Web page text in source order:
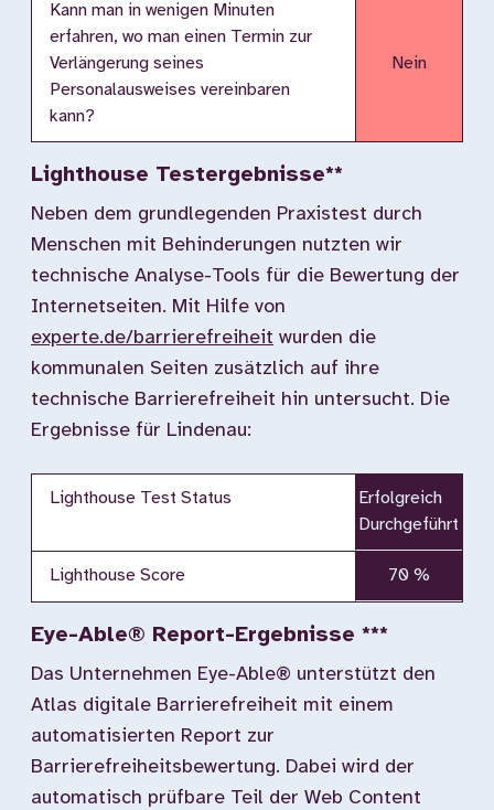
Kann man in wenigen Minuten
erfahren, wo man einen Termin zur
Verlängerung seines
Personalausweises vereinbaren
kann?
Nein
Lighthouse Testergebnisse**
Neben dem grundlegenden Praxistest durch
Menschen mit Behinderungen nutzten wir
technische Analyse-Tools für die Bewertung der
Internetseiten. Mit Hilfe von
experte.de/barrierefreiheit wurden die
kommunalen Seiten zusätzlich auf ihre
technische Barrierefreiheit hin untersucht. Die
Ergebnisse für Lindenau:
Lighthouse Test Status
Erfolgreich
Durchgeführt
Lighthouse Score 70 %
Eye-Able® Report-Ergebnisse ***
Das Unternehmen Eye-Able® unterstützt den
Atlas digitale Barrierefreiheit mit einem
automatisierten Report zur
Barrierefreiheitsbewertung. Dabei wird der
automatisch prüfbare Teil der Web Content